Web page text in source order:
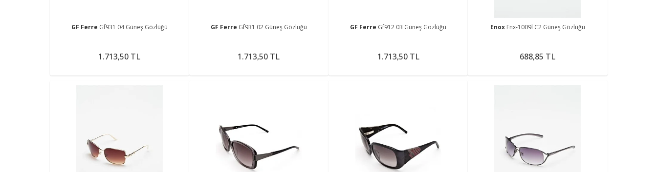
GF Ferre Gf931 04 Güneş Gözlüğü
1.713,50 TL
GF Ferre Gf931 02 Güneş Gözlüğü
1.713,50 TL
GF Ferre Gf912 03 Güneş Gözlüğü
1.713,50 TL
Enox Enx-1009l C2 Güneş Gözlüğü
688,85 TL